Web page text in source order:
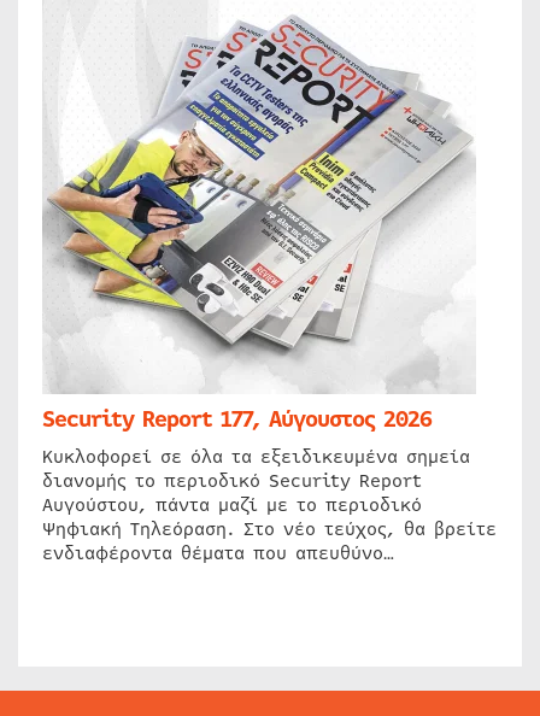
Security Report 177, Αύγουστος 2026
Κυκλοφορεί σε όλα τα εξειδικευμένα σημεία
διανομής το περιοδικό Security Report
Αυγούστου, πάντα μαζί με το περιοδικό
Ψηφιακή Τηλεόραση. Στο νέο τεύχος, θα βρείτε
ενδιαφέροντα θέματα που απευθύνο…